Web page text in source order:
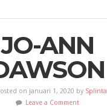
JO-ANN
on januari 1, 2020 by Splinta
Leave a Comment